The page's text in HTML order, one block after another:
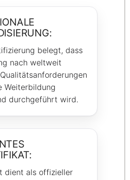
belegt, dass
nach weltweit
Weiterbildung
durchgeführt wird.
dient als offizieller